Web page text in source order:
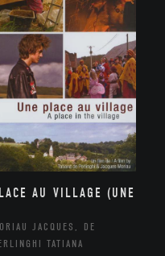
AU VILLAGE (UNE
JACQUES, DE
TATIANA